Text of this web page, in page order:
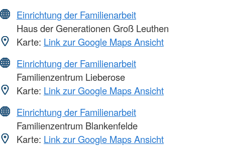
Einrichtung der Familienarbeit
Haus der Generationen Groß Leuthen
Karte: Link zur Google Maps Ansicht
Einrichtung der Familienarbeit
Familienzentrum Lieberose
Karte: Link zur Google Maps Ansicht
Einrichtung der Familienarbeit
Familienzentrum Blankenfelde
Karte: Link zur Google Maps Ansicht